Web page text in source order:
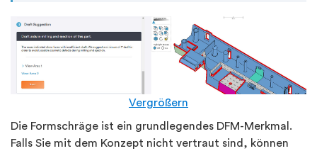
Vergrößern
Die Formschräge ist ein grundlegendes DFM-Merkmal.
Falls Sie mit dem Konzept nicht vertraut sind, können